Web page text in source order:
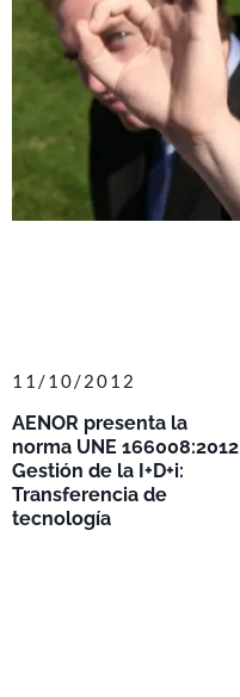
AENOR presenta la
norma UNE 166008:2012
Gestión de la I+D+i:
Transferencia de
tecnología
11/10/2012